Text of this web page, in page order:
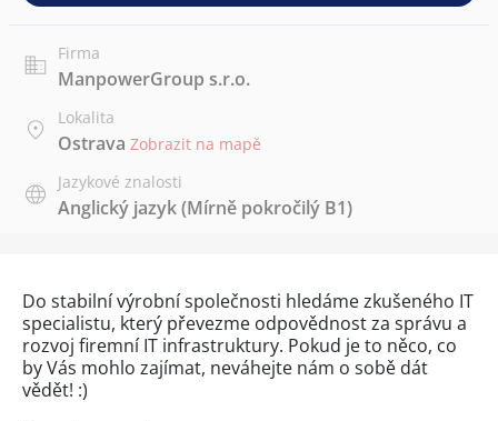
Firma
ManpowerGroup s.r.o.
Lokalita
Ostrava Zobrazit na mapě
Jazykové znalosti
Anglický jazyk(Mírně pokročilý B1)
Do stabilní výrobní společnosti hledáme zkušeného IT
specialistu, který převezme odpovědnost za správu a
rozvoj firemní IT infrastruktury. Pokud je to něco, co
by Vás mohlo zajímat, neváhejte nám o sobě dát
vědět! :)